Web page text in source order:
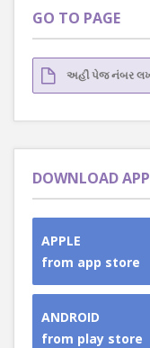
GO TO PAGE
DOWNLOAD APP
APPLE
from app store
ANDROID
from play store